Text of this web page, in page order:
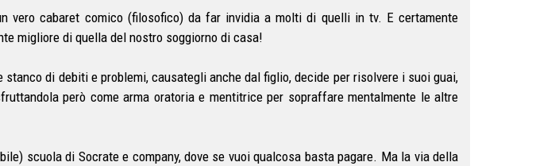
vero cabaret comico (filosofico) da far invidia a molti di quelli in tv. E certamente
migliore di quella del nostro soggiorno di casa!
stanco di debiti e problemi, causategli anche dal figlio, decide per risolvere i suoi guai,
però come arma oratoria e mentitrice per sopraffare mentalmente le altre
scuola di Socrate e company, dove se vuoi qualcosa basta pagare. Ma la via della